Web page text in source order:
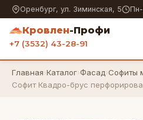
Оренбург, ул. Зиминская, 5
Кровлен-Профи
+7 (3532) 43-28-91
Главная›Каталог›Фасад›Софиты
Софит Квадро-брус